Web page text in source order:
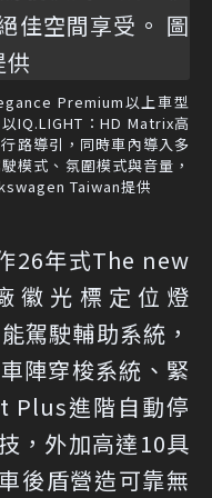
Premium以上車型
IQ.LIGHT：HD Matrix高
路導引，同時車內導入多
模式、氛圍模式與音量，
Taiwan提供
26年式The new
徽光標定位燈
駕駛輔助系統，
陣穿梭系統、緊
Plus進階自動停
，外加高達10具
後盾營造可靠無